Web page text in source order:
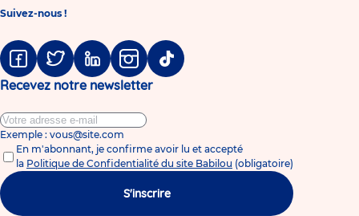
Suivez-nous !
FacebookTwitter LinkedinInstagramTiktok
Recevez notre newsletter
Exemple : vous@site.com
En m'abonnant, je confirme avoir lu et accepté
la Politique de Confidentialité du site Babilou (obligatoire)
S'inscrire